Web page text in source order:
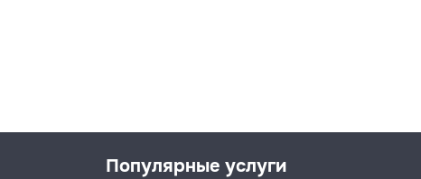
Популярные услуги